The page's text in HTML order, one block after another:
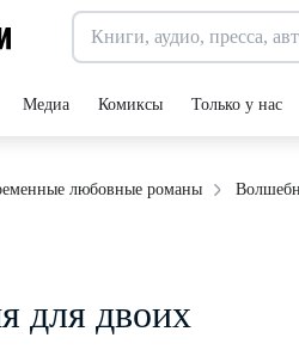
Медиа Комиксы Только у нас
любовные романы
для двоих